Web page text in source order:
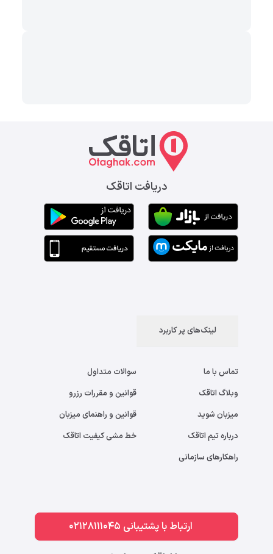
دریافت اتاقک
لینک‌های پر کاربرد
تماس با ما
وبلاگ اتاقک
میزبان شوید
درباره تیم اتاقک
راهکارهای سازمانی
سوالات متداول
قوانین و مقررات رزرو
قوانین و راهنمای میزبان
خط مشی کیفیت اتاقک
ارتباط با پشتیبانی 02128111045